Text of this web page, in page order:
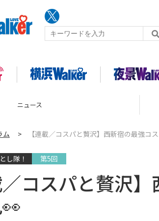
ム > 【連載／コスパと贅沢】西新宿の最強コ
し隊！ 第5回
／コスパと贅沢